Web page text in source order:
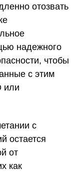
отозвать
надежного
чтобы
с этим
или
с
остается
от
как